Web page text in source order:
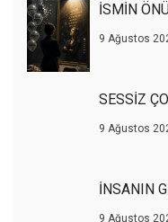
İSMİN
9 Ağustos
SESSİZ
9 Ağustos
İNSANIN
9 Ağustos